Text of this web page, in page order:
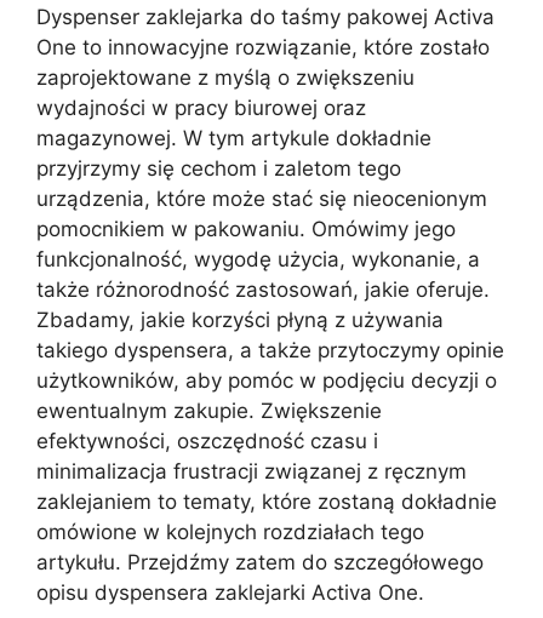
Dyspenser zaklejarka do taśmy pakowej Activa
One to innowacyjne rozwiązanie, które zostało
zaprojektowane z myślą o zwiększeniu
wydajności w pracy biurowej oraz
magazynowej. W tym artykule dokładnie
przyjrzymy się cechom i zaletom tego
urządzenia, które może stać się nieocenionym
pomocnikiem w pakowaniu. Omówimy jego
funkcjonalność, wygodę użycia, wykonanie, a
także różnorodność zastosowań, jakie oferuje.
Zbadamy, jakie korzyści płyną z używania
takiego dyspensera, a także przytoczymy opinie
użytkowników, aby pomóc w podjęciu decyzji o
ewentualnym zakupie. Zwiększenie
efektywności, oszczędność czasu i
minimalizacja frustracji związanej z ręcznym
zaklejaniem to tematy, które zostaną dokładnie
omówione w kolejnych rozdziałach tego
artykułu. Przejdźmy zatem do szczegółowego
opisu dyspensera zaklejarki Activa One.